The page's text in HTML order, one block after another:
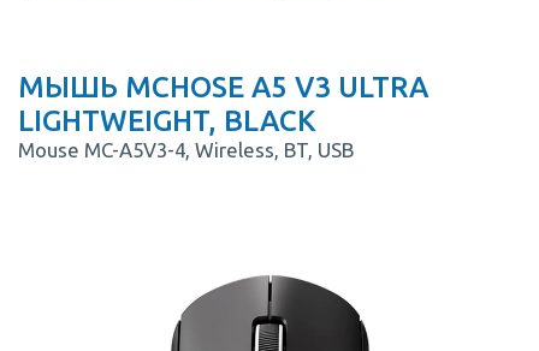
МЫШЬ MCHOSE A5 V3 ULTRA
LIGHTWEIGHT, BLACK
Mouse MC-A5V3-4, Wireless, BT, USB